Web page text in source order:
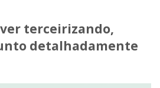
terceirizando,
detalhadamente